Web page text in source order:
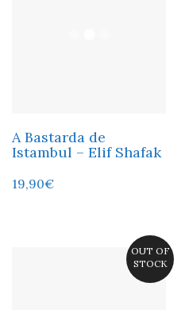
A Bastarda de
Istambul – Elif Shafak
19,90€
OUT OF
STOCK